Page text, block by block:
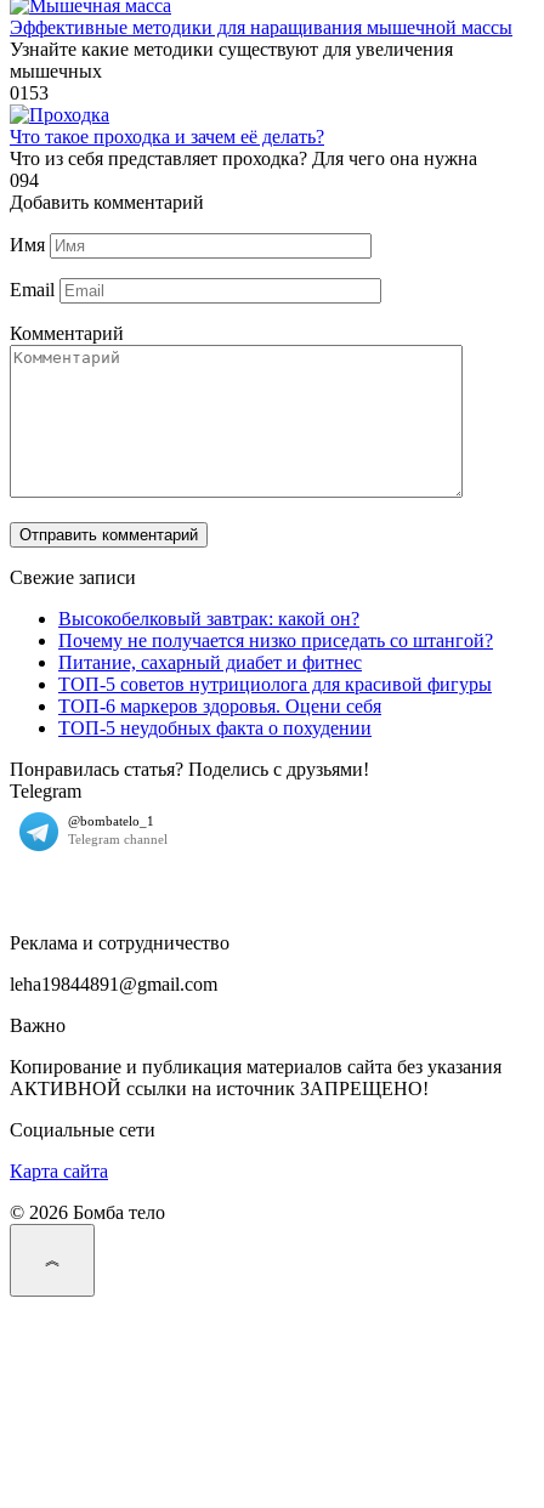
Эффективные методики для наращивания мышечной массы
Узнайте какие методики существуют для увеличения
мышечных
0153
Что такое проходка и зачем её делать?
Что из себя представляет проходка? Для чего она нужна
094
Добавить комментарий
Имя
Email
Комментарий
Свежие записи
Высокобелковый завтрак: какой он?
Почему не получается низко приседать со штангой?
Питание, сахарный диабет и фитнес
ТОП-5 советов нутрициолога для красивой фигуры
ТОП-6 маркеров здоровья. Оцени себя
ТОП-5 неудобных факта о похудении
Понравилась статья? Поделись с друзьями!
Telegram
Реклама и сотрудничество
leha19844891@gmail.com
Важно
Копирование и публикация материалов сайта без указания
АКТИВНОЙ ссылки на источник ЗАПРЕЩЕНО!
Социальные сети
Карта сайта
© 2026 Бомба тело